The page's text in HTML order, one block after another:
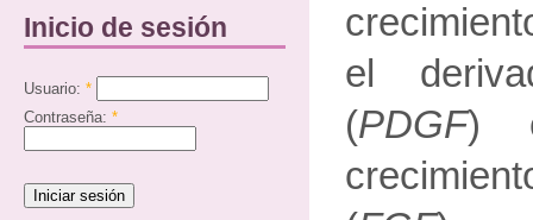
Inicio de sesión
Usuario: *
Contraseña: *
el
(PDGF)